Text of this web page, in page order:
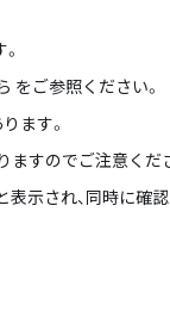
をご参照ください。
ます。
すのでご注意くだ
表示され、同時に確